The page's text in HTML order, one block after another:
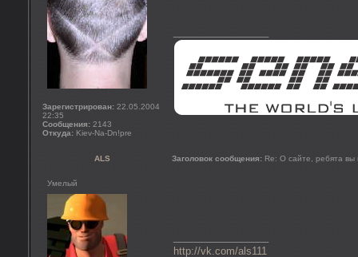
Зарегистрирован: 22.05.2004
22:35
Сообщения: 2143
Откуда: Kiev-Na-Dn!pre
ALS Заголовок сообщения: Re: О сайте, ребята вы
Умелый
http://vk.com/als111